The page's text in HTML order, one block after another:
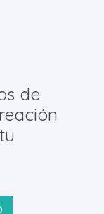
de